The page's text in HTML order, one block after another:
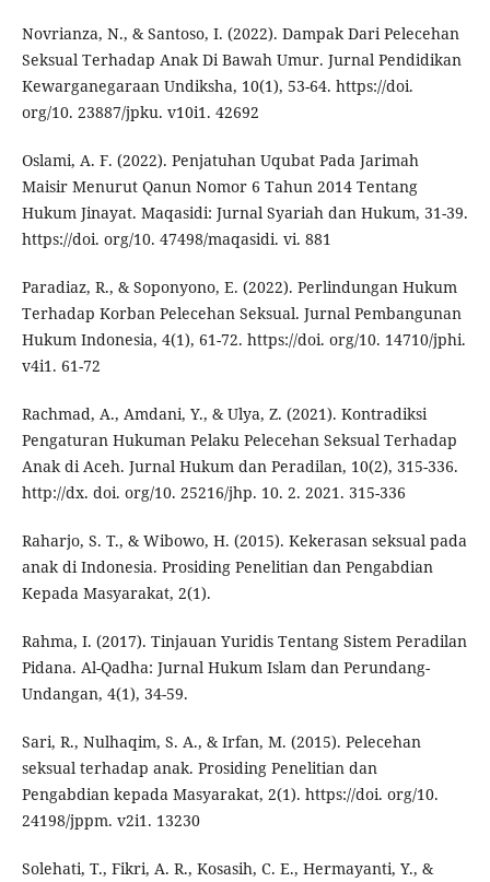
Novrianza, N., & Santoso, I. (2022). Dampak Dari Pelecehan
Seksual Terhadap Anak Di Bawah Umur. Jurnal Pendidikan
Kewarganegaraan Undiksha, 10(1), 53-64. https://doi.
org/10. 23887/jpku. v10i1. 42692
Oslami, A. F. (2022). Penjatuhan Uqubat Pada Jarimah
Maisir Menurut Qanun Nomor 6 Tahun 2014 Tentang
Hukum Jinayat. Maqasidi: Jurnal Syariah dan Hukum, 31-39.
https://doi. org/10. 47498/maqasidi. vi. 881
Paradiaz, R., & Soponyono, E. (2022). Perlindungan Hukum
Terhadap Korban Pelecehan Seksual. Jurnal Pembangunan
Hukum Indonesia, 4(1), 61-72. https://doi. org/10. 14710/jphi.
v4i1. 61-72
Rachmad, A., Amdani, Y., & Ulya, Z. (2021). Kontradiksi
Pengaturan Hukuman Pelaku Pelecehan Seksual Terhadap
Anak di Aceh. Jurnal Hukum dan Peradilan, 10(2), 315-336.
http://dx. doi. org/10. 25216/jhp. 10. 2. 2021. 315-336
Raharjo, S. T., & Wibowo, H. (2015). Kekerasan seksual pada
anak di Indonesia. Prosiding Penelitian dan Pengabdian
Kepada Masyarakat, 2(1).
Rahma, I. (2017). Tinjauan Yuridis Tentang Sistem Peradilan
Pidana. Al-Qadha: Jurnal Hukum Islam dan Perundang-
Undangan, 4(1), 34-59.
Sari, R., Nulhaqim, S. A., & Irfan, M. (2015). Pelecehan
seksual terhadap anak. Prosiding Penelitian dan
Pengabdian kepada Masyarakat, 2(1). https://doi. org/10.
24198/jppm. v2i1. 13230
Solehati, T., Fikri, A. R., Kosasih, C. E., Hermayanti, Y., &